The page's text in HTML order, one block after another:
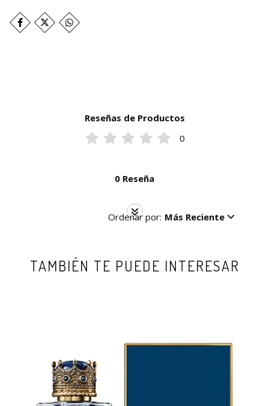
Reseñas de Productos
0
0 Reseña
Ordenar por: Más Reciente
TAMBIÉN TE PUEDE INTERESAR